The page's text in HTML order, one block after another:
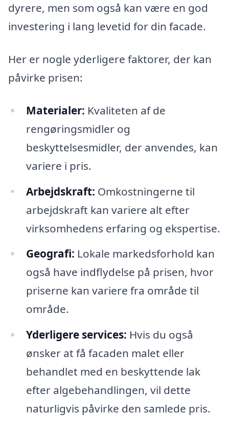
dyrere, men som også kan være en god
investering i lang levetid for din facade.
Her er nogle yderligere faktorer, der kan
påvirke prisen:
Materialer: Kvaliteten af de
rengøringsmidler og
beskyttelsesmidler, der anvendes, kan
variere i pris.
Arbejdskraft: Omkostningerne til
arbejdskraft kan variere alt efter
virksomhedens erfaring og ekspertise.
Geografi: Lokale markedsforhold kan
også have indflydelse på prisen, hvor
priserne kan variere fra område til
område.
Yderligere services: Hvis du også
ønsker at få facaden malet eller
behandlet med en beskyttende lak
efter algebehandlingen, vil dette
naturligvis påvirke den samlede pris.